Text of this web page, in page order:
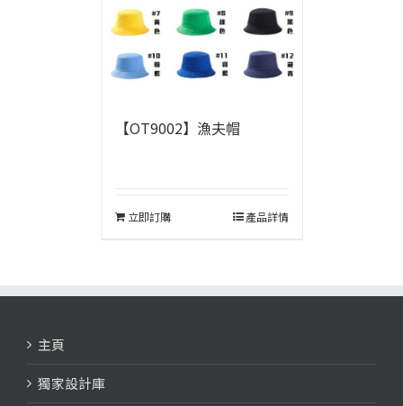
【OT9002】漁夫帽
立即訂購 產品詳情
主頁
獨家設計庫